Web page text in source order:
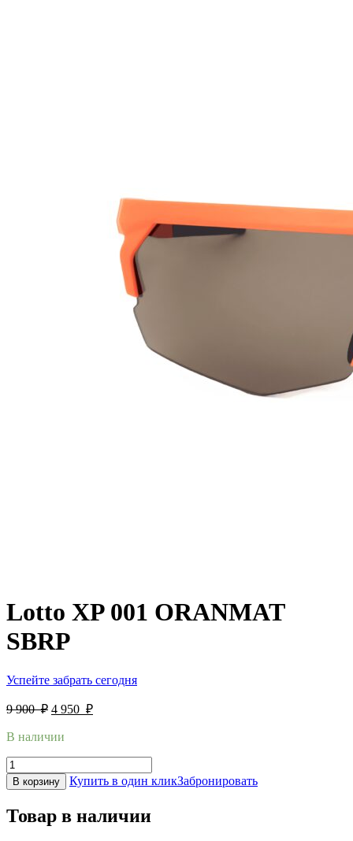
Lotto XP 001 ORANMAT
SBRP
Успейте забрать сегодня
9 900₽ 4 950 ₽
В наличии
В корзину Купить в один кликЗабронировать
Товар в наличии